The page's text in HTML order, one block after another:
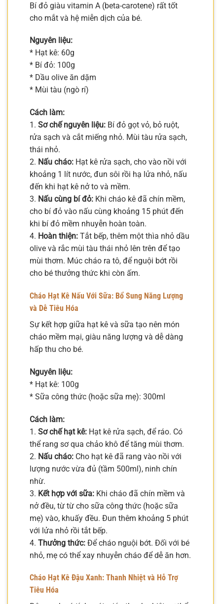
Bí đỏ giàu vitamin A (beta-carotene) rất tốt
cho mắt và hệ miễn dịch của bé.
Nguyên liệu:
* Hạt kê: 60g
* Bí đỏ: 100g
* Dầu olive ăn dặm
* Mùi tàu (ngò rí)
Cách làm:
1. Sơ chế nguyên liệu: Bí đỏ gọt vỏ, bỏ ruột,
rửa sạch và cắt miếng nhỏ. Mùi tàu rửa sạch,
thái nhỏ.
2. Nấu cháo: Hạt kê rửa sạch, cho vào nồi với
khoảng 1 lít nước, đun sôi rồi hạ lửa nhỏ, nấu
đến khi hạt kê nở to và mềm.
3. Nấu cùng bí đỏ: Khi cháo kê đã chín mềm,
cho bí đỏ vào nấu cùng khoảng 15 phút đến
khi bí đỏ mềm nhuyễn hoàn toàn.
4. Hoàn thiện: Tắt bếp, thêm một thìa nhỏ dầu
olive và rắc mùi tàu thái nhỏ lên trên để tạo
mùi thơm. Múc cháo ra tô, để nguội bớt rồi
cho bé thưởng thức khi còn ấm.
Cháo Hạt Kê Nấu Với Sữa: Bổ Sung Năng Lượng
và Dễ Tiêu Hóa
Sự kết hợp giữa hạt kê và sữa tạo nên món
cháo mềm mại, giàu năng lượng và dễ dàng
hấp thu cho bé.
Nguyên liệu:
* Hạt kê: 100g
* Sữa công thức (hoặc sữa mẹ): 300ml
Cách làm:
1. Sơ chế hạt kê: Hạt kê rửa sạch, để ráo. Có
thể rang sơ qua chảo khô để tăng mùi thơm.
2. Nấu cháo: Cho hạt kê đã rang vào nồi với
lượng nước vừa đủ (tầm 500ml), ninh chín
nhừ.
3. Kết hợp với sữa: Khi cháo đã chín mềm và
nở đều, từ từ cho sữa công thức (hoặc sữa
mẹ) vào, khuấy đều. Đun thêm khoảng 5 phút
với lửa nhỏ rồi tắt bếp.
4. Thưởng thức: Để cháo nguội bớt. Đối với bé
nhỏ, mẹ có thể xay nhuyễn cháo để dễ ăn hơn.
Cháo Hạt Kê Đậu Xanh: Thanh Nhiệt và Hỗ Trợ
Tiêu Hóa